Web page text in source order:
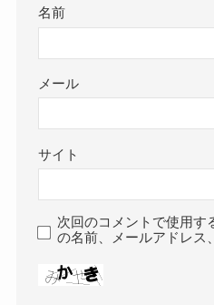
名前
メール
サイト
次回のコメントで使用す
の名前、メールアドレス